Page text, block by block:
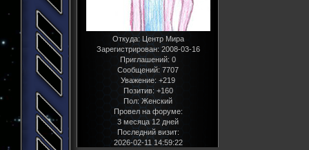
Откуда: Центр Мира
Зарегистрирован: 2008-03-16
Приглашений: 0
Сообщений: 7707
Уважение: +219
Позитив: +160
Пол:Женский
Провел на форуме:
3 месяца 12 дней
Последний визит:
2026-02-11 14:59:22